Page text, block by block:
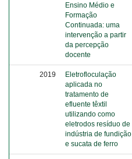
Ensino Médio e
Formação
Continuada: uma
intervenção a partir
da percepção
docente
2019
Eletrofloculação
aplicada no
tratamento de
efluente têxtil
utilizando como
eletrodos resíduo de
indústria de fundição
e sucata de ferro